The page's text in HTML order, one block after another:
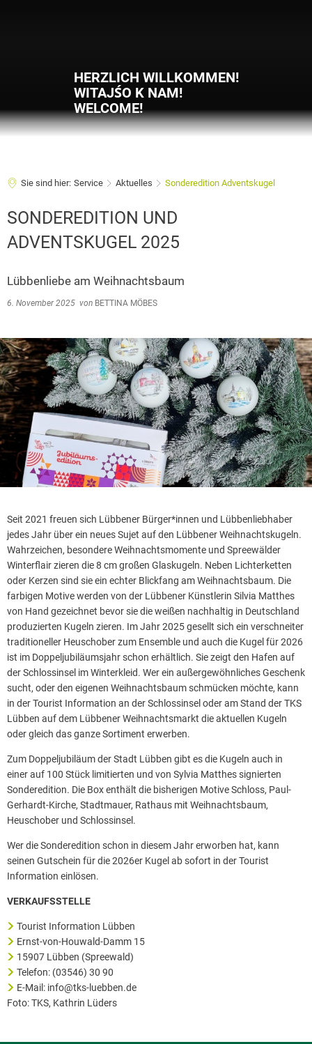
HERZLICH WILLKOMMEN!
WITAJŚO K NAM!
WELCOME!
Sie sind hier: Service Aktuelles Sonderedition Adventskugel
SONDEREDITION UND
ADVENTSKUGEL 2025
Lübbenliebe am Weihnachtsbaum
6. November 2025 von BETTINA MÖBES
Seit 2021 freuen sich Lübbener Bürger*innen und Lübbenliebhaber
jedes Jahr über ein neues Sujet auf den Lübbener Weihnachtskugeln.
Wahrzeichen, besondere Weihnachtsmomente und Spreewälder
Winterflair zieren die 8 cm großen Glaskugeln. Neben Lichterketten
oder Kerzen sind sie ein echter Blickfang am Weihnachtsbaum. Die
farbigen Motive werden von der Lübbener Künstlerin Silvia Matthes
von Hand gezeichnet bevor sie die weißen nachhaltig in Deutschland
produzierten Kugeln zieren. Im Jahr 2025 gesellt sich ein verschneiter
traditioneller Heuschober zum Ensemble und auch die Kugel für 2026
ist im Doppeljubiläumsjahr schon erhältlich. Sie zeigt den Hafen auf
der Schlossinsel im Winterkleid. Wer ein außergewöhnliches Geschenk
sucht, oder den eigenen Weihnachtsbaum schmücken möchte, kann
in der Tourist Information an der Schlossinsel oder am Stand der TKS
Lübben auf dem Lübbener Weihnachtsmarkt die aktuellen Kugeln
oder gleich das ganze Sortiment erwerben.
Zum Doppeljubiläum der Stadt Lübben gibt es die Kugeln auch in
einer auf 100 Stück limitierten und von Sylvia Matthes signierten
Sonderedition. Die Box enthält die bisherigen Motive Schloss, Paul-
Gerhardt-Kirche, Stadtmauer, Rathaus mit Weihnachtsbaum,
Heuschober und Schlossinsel.
Wer die Sonderedition schon in diesem Jahr erworben hat, kann
seinen Gutschein für die 2026er Kugel ab sofort in der Tourist
Information einlösen.
VERKAUFSSTELLE
Tourist Information Lübben
Ernst-von-Houwald-Damm 15
15907 Lübben (Spreewald)
Telefon: (03546) 30 90
E-Mail: info@tks-luebben.de
Foto: TKS, Kathrin Lüders